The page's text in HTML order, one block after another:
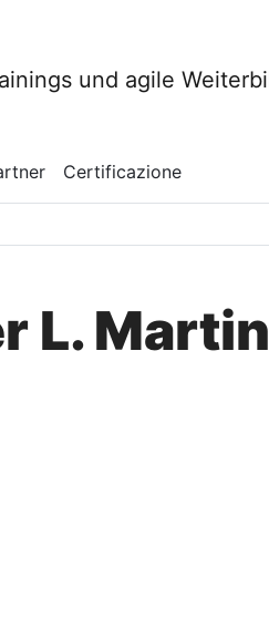
Certificazione
L. Martin